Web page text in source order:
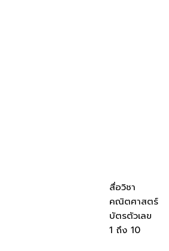
สื่อวิชา
คณิตศาสตร์
บัตรตัวเลข
1 ถึง 10